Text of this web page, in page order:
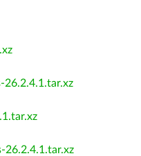
26.2.4.1.tar.xz
26.2.4.1.tar.xz